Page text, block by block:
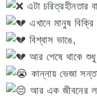
এটা চরিত্রহীনতার
এখানে মানুষ
বিশ্বাস ভাঙে,
আর শেষে থাকে শুধু
কান্নায় ভেজা
আর এক জীবনের